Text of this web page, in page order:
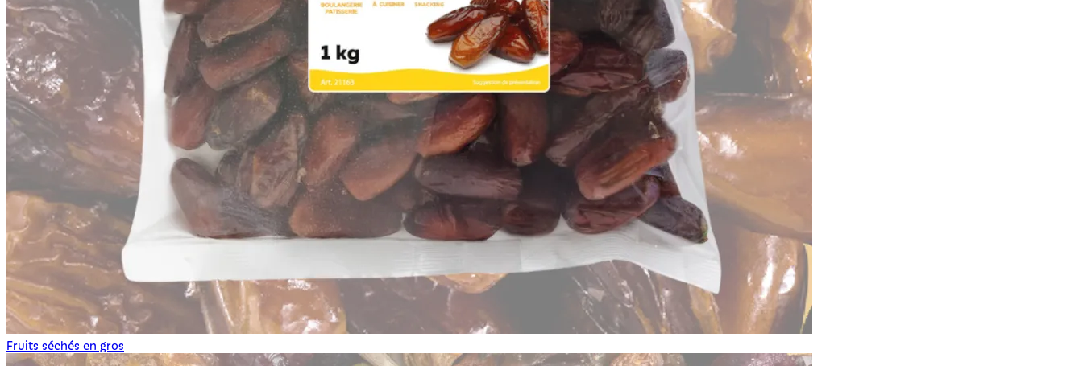
Fruits séchés en gros